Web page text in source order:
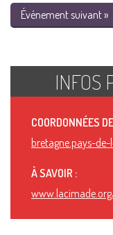
Événement suivant »
INFOS
COORDONNÉES
bretagne.pays-
À SAVOIR :